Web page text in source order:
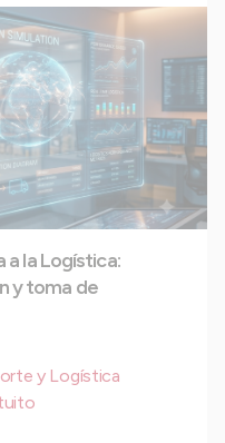
la Logística:
y toma de
y Logística